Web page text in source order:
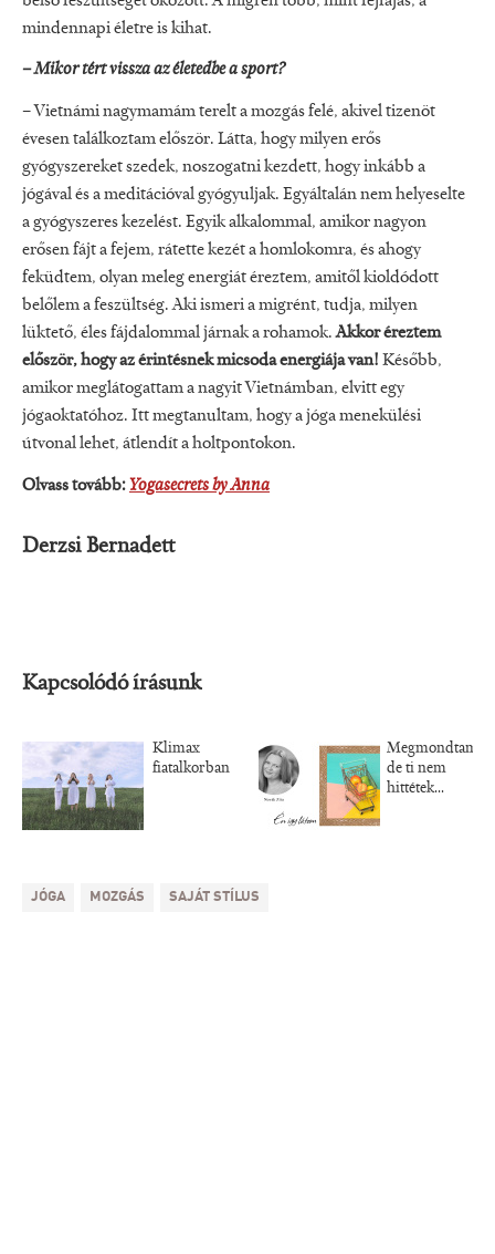
mindennapi életre is kihat.
– Mikor tért vissza az életedbe a sport?
– Vietnámi nagymamám terelt a mozgás felé, akivel tizenöt
évesen találkoztam először. Látta, hogy milyen erős
gyógyszereket szedek, noszogatni kezdett, hogy inkább a
jógával és a meditációval gyógyuljak. Egyáltalán nem helyeselte
a gyógyszeres kezelést. Egyik alkalommal, amikor nagyon
erősen fájt a fejem, rátette kezét a homlokomra, és ahogy
feküdtem, olyan meleg energiát éreztem, amitől kioldódott
belőlem a feszültség. Aki ismeri a migrént, tudja, milyen
lüktető, éles fájdalommal járnak a rohamok.Akkor éreztem
először, hogy az érintésnek micsoda energiája van! Később,
amikor meglátogattam a nagyit Vietnámban, elvitt egy
jógaoktatóhoz. Itt megtanultam, hogy a jóga menekülési
útvonal lehet, átlendít a holtpontokon.
Olvass tovább: Yogasecrets by Anna
Derzsi Bernadett
Kapcsolódó írásunk
Klimax
fiatalkorban
Megmondtam,
de ti nem
hittétek...
JÓGA MOZGÁS SAJÁT STÍLUS